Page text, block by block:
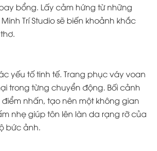
bổng. Lấy cảm hứng từ những
Trí Studio sẽ biến khoảnh khắc
yếu tố tinh tế. Trang phục váy voan
trong từng chuyển động. Bối cảnh
nhấn, tạo nên một không gian
nhẹ giúp tôn lên làn da rạng rỡ của
bức ảnh.